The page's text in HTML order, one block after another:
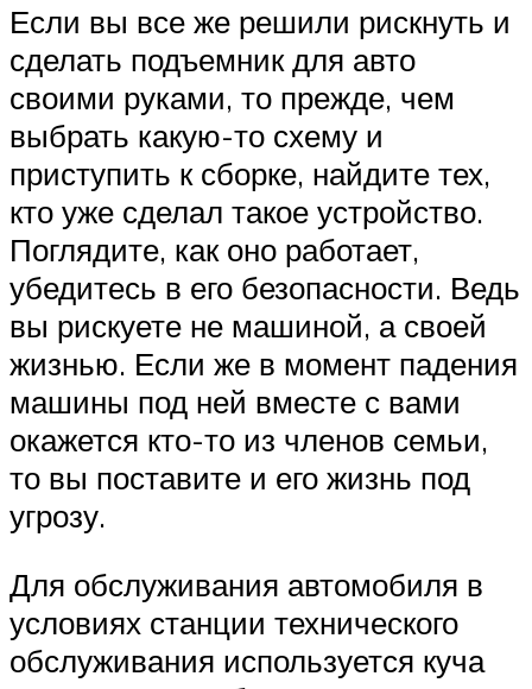
Если вы все же решили рискнуть и
сделать подъемник для авто
своими руками, то прежде, чем
выбрать какую-то схему и
приступить к сборке, найдите тех,
кто уже сделал такое устройство.
Поглядите, как оно работает,
убедитесь в его безопасности. Ведь
вы рискуете не машиной, а своей
жизнью. Если же в момент падения
машины под ней вместе с вами
окажется кто-то из членов семьи,
то вы поставите и его жизнь под
угрозу.
Для обслуживания автомобиля в
условиях станции технического
обслуживания используется куча